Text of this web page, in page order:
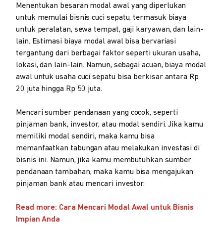
Menentukan besaran modal awal yang diperlukan
untuk memulai bisnis cuci sepatu, termasuk biaya
untuk peralatan, sewa tempat, gaji karyawan, dan lain-
lain. Estimasi biaya modal awal bisa bervariasi
tergantung dari berbagai faktor seperti ukuran usaha,
lokasi, dan lain-lain. Namun, sebagai acuan, biaya modal
awal untuk usaha cuci sepatu bisa berkisar antara Rp
20 juta hingga Rp 50 juta.
Mencari sumber pendanaan yang cocok, seperti
pinjaman bank, investor, atau modal sendiri. Jika kamu
memiliki modal sendiri, maka kamu bisa
memanfaatkan tabungan atau melakukan investasi di
bisnis ini. Namun, jika kamu membutuhkan sumber
pendanaan tambahan, maka kamu bisa mengajukan
pinjaman bank atau mencari investor.
Read more: Cara Mencari Modal Awal untuk Bisnis
Impian Anda